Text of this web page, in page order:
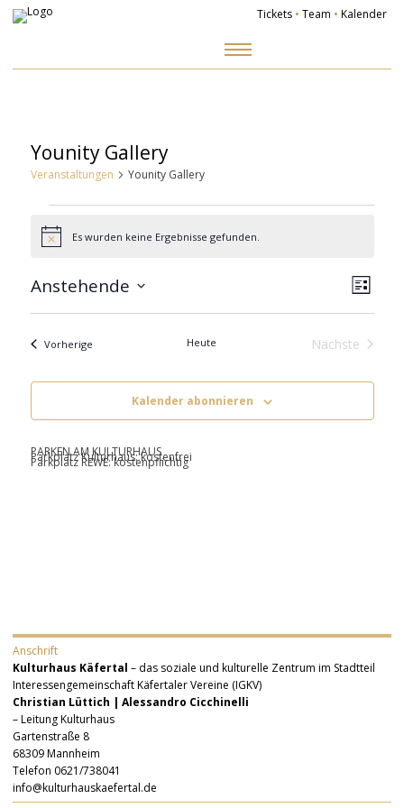
Tickets • Team • Kalender
Younity Gallery
Veranstaltungen Younity Gallery
Veranstaltungen
HinweisEs wurden keine Ergebnisse gefunden.
Liste
Anstehende
VorherigeVeranstaltungen Heute
Nächste
Kalender abonnieren
PARKEN AM KULTURHAUS
Parkplatz Kulturhaus: kostenfrei
Parkplatz REWE: kostenpflichtig
Anschrift
Kulturhaus Käfertal – das soziale und kulturelle Zentrum im Stadtteil
Interessengemeinschaft Käfertaler Vereine (IGKV)
Christian Lüttich | Alessandro Cicchinelli
– Leitung Kulturhaus
Gartenstraße 8
68309 Mannheim
Telefon 0621/738041
info@kulturhauskaefertal.de